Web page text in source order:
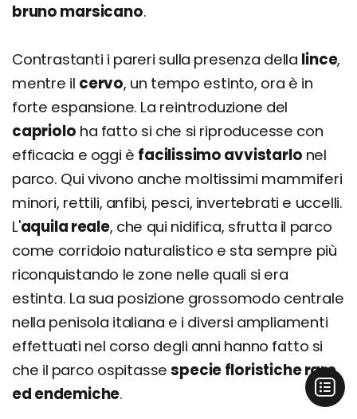
bruno marsicano.
Contrastanti i pareri sulla presenza della lince,
mentre il cervo, un tempo estinto, ora è in
forte espansione. La reintroduzione del
capriolo ha fatto si che si riproducesse con
efficacia e oggi è facilissimo avvistarlo nel
parco. Qui vivono anche moltissimi mammiferi
minori, rettili, anfibi, pesci, invertebrati e uccelli.
L'aquila reale, che qui nidifica, sfrutta il parco
come corridoio naturalistico e sta sempre più
riconquistando le zone nelle quali si era
estinta. La sua posizione grossomodo centrale
nella penisola italiana e i diversi ampliamenti
effettuati nel corso degli anni hanno fatto si
che il parco ospitassespecie floristiche rare
ed endemiche.